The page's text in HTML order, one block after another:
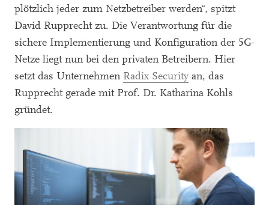
plötzlich jeder zum Netzbetreiber werden“, spitzt
David Rupprecht zu. Die Verantwortung für die
sichere Implementierung und Konfiguration der 5G-
Netze liegt nun bei den privaten Betreibern. Hier
setzt das Unternehmen Radix Security an, das
Rupprecht gerade mit Prof. Dr. Katharina Kohls
gründet.